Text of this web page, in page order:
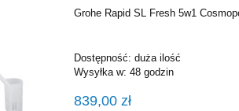
DO KOSZYKA
Grohe Rapid SL Fresh 5w1
Dostępność: duża ilość
Wysyłka w: 48 godzin
839,00 zł